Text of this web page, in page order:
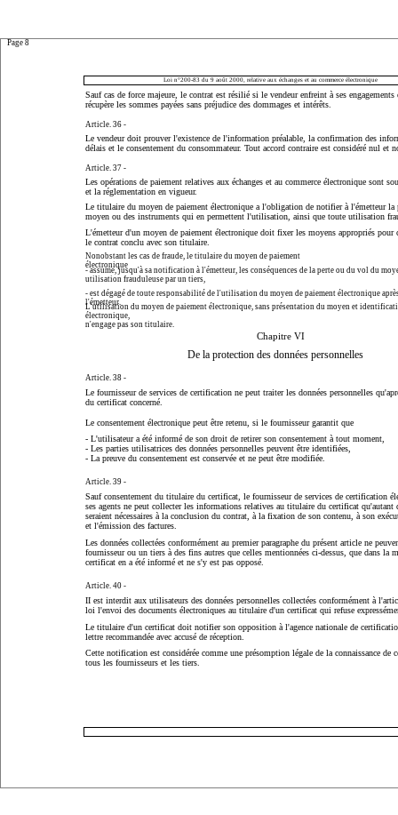
Page 8
Loi n°200-83 du 9 août 2000, relative aux échanges et au commerce électronique
Sauf cas de force majeure, le contrat est résilié si le vendeur enfreint à ses
récupère les sommes payées sans préjudice des dommages et intérêts.
Article. 36 -
Le vendeur doit prouver l'existence de l'information préalable, la confirmation des
délais et le consentement du consommateur. Tout accord contraire est considéré nul et
Article. 37 -
Les opérations de paiement relatives aux échanges et au commerce électronique sont
et la réglementation en vigueur.
Le titulaire du moyen de paiement électronique a l'obligation de notifier à l'émetteur la
moyen ou des instruments qui en permettent l'utilisation, ainsi que toute utilisation
L'émetteur d'un moyen de paiement électronique doit fixer les moyens appropriés pour
le contrat conclu avec son titulaire.
Nonobstant les cas de fraude, le titulaire du moyen de paiement
électronique
- assume, jusqu'à sa notification à l'émetteur, les conséquences de la perte ou du vol du
utilisation frauduleuse par un tiers,
- est dégagé de toute responsabilité de l'utilisation du moyen de paiement électronique
l'émetteur.
L'utilisation du moyen de paiement électronique, sans présentation du moyen et
électronique,
n'engage pas son titulaire.
Chapitre VI
De la protection des données personnelles
Article. 38 -
Le fournisseur de services de certification ne peut traiter les données personnelles
du certificat concerné.
Le consentement électronique peut être retenu, si le fournisseur garantit que
- L'utilisateur a été informé de son droit de retirer son consentement à tout moment,
- Les parties utilisatrices des données personnelles peuvent être identifiées,
- La preuve du consentement est conservée et ne peut être modifiée.
Article. 39 -
Sauf consentement du titulaire du certificat, le fournisseur de services de certification
ses agents ne peut collecter les informations relatives au titulaire du certificat qu'autant
seraient nécessaires à la conclusion du contrat, à la fixation de son contenu, à son
et l'émission des factures.
Les données collectées conformément au premier paragraphe du présent article ne
fournisseur ou un tiers à des fins autres que celles mentionnées ci-dessus, que dans la
certificat en a été informé et ne s'y est pas opposé.
Article. 40 -
II est interdit aux utilisateurs des données personnelles collectées conformément à
loi l'envoi des documents électroniques au titulaire d'un certificat qui refuse
Le titulaire d'un certificat doit notifier son opposition à l'agence nationale de
lettre recommandée avec accusé de réception.
Cette notification est considérée comme une présomption légale de la connaissance de
tous les fournisseurs et les tiers.